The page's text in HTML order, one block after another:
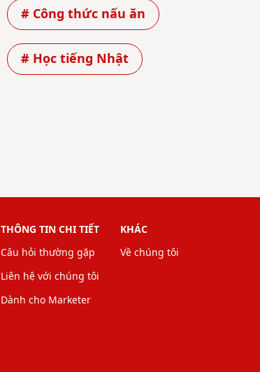
# Công thức nấu ăn
# Học tiếng Nhật
THÔNG TIN CHI TIẾT
Câu hỏi thường gặp
Liên hệ với chúng tôi
Dành cho Marketer
KHÁC
Về chúng tôi